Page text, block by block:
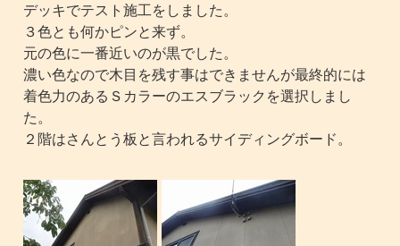
デッキでテスト施工をしました。
３色とも何かピンと来ず。
元の色に一番近いのが黒でした。
濃い色なので木目を残す事はできませんが最終的には
着色力のあるＳカラーのエスブラックを選択しまし
た。
２階はさんとう板と言われるサイディングボード。